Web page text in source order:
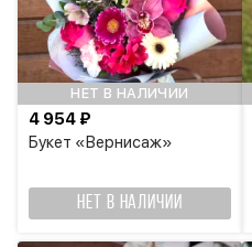
НЕТ В НАЛИЧИИ
Букет «Вернисаж»
4 954 ₽
НЕТ В НАЛИЧИИ